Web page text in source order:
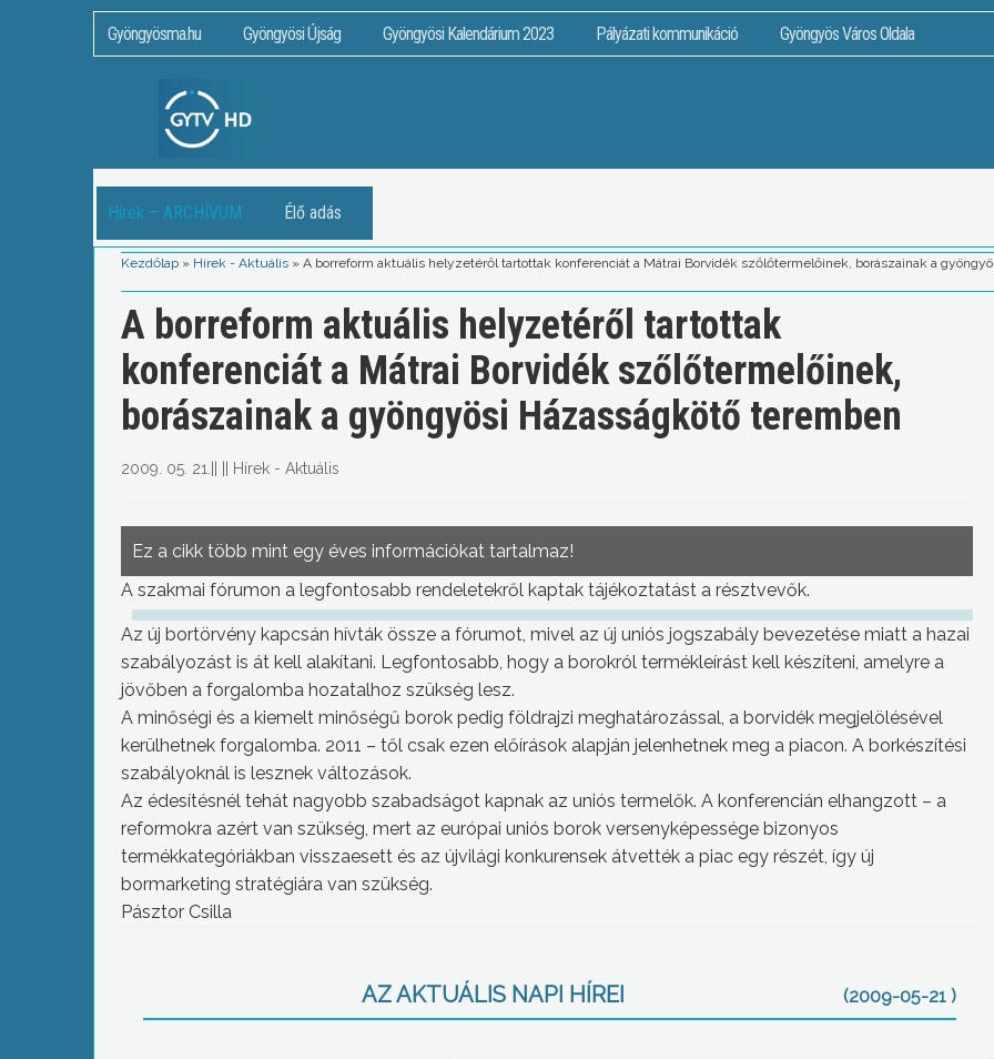
Gyöngyösma.hu Gyöngyösi Újság Gyöngyösi Kalendárium 2023 Pályázati kommunikáció Gyöngyös Város Oldala
Hírek – ARCHÍVUM Élő adás
Kezdőlap » Hírek - Aktuális » A borreform aktuális helyzetéről tartottak konferenciát a Mátrai Borvidék szőlőtermelőinek, borászainak a
A borreform aktuális helyzetéről tartottak
konferenciát a Mátrai Borvidék szőlőtermelőinek,
borászainak a gyöngyösi Házasságkötő teremben
2009. 05. 21. Hírek - Aktuális
Ez a cikk több mint egy éves információkat tartalmaz!
A szakmai fórumon a legfontosabb rendeletekről kaptak tájékoztatást a résztvevők.
Az új bortörvény kapcsán hívták össze a fórumot, mivel az új uniós jogszabály bevezetése miatt a hazai
szabályozást is át kell alakítani. Legfontosabb, hogy a borokról termékleírást kell készíteni, amelyre a
jövőben a forgalomba hozatalhoz szükség lesz.
A minőségi és a kiemelt minőségű borok pedig földrajzi meghatározással, a borvidék megjelölésével
kerülhetnek forgalomba. 2011 – től csak ezen előírások alapján jelenhetnek meg a piacon. A borkészítési
szabályoknál is lesznek változások.
Az édesítésnél tehát nagyobb szabadságot kapnak az uniós termelők. A konferencián elhangzott – a
reformokra azért van szükség, mert az európai uniós borok versenyképessége bizonyos
termékkategóriákban visszaesett és az újvilági konkurensek átvették a piac egy részét, így új
bormarketing stratégiára van szükség.
Pásztor Csilla
AZ AKTUÁLIS NAPI HÍREI (2009-05-21 )